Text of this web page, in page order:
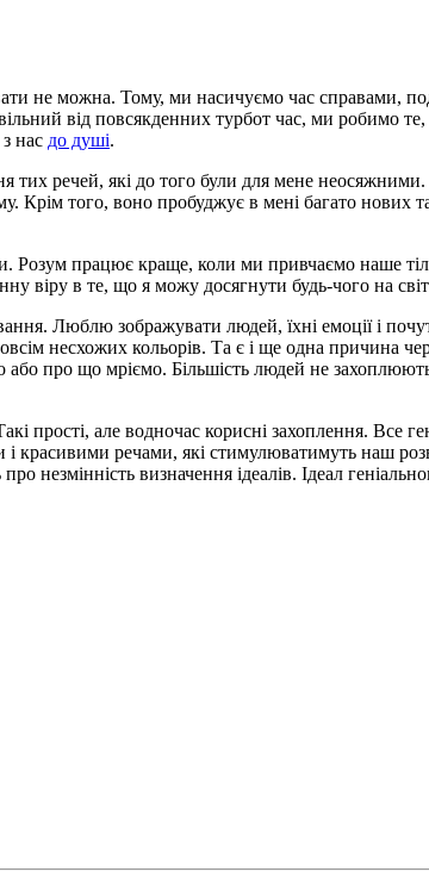
не можна. Тому, ми насичуємо час справами,
від повсякденних турбот час, ми робимо
нас до душі.
речей, які до того були для мене
Крім того, воно пробуджує в мені багато
Розум працює краще, коли ми привчаємо наше
віру в те, що я можу досягнути будь-чого на
Люблю зображувати людей, їхні емоції і
несхожих кольорів. Та є і ще одна
або про що мріємо. Більшість людей не
але водночас корисні захоплення. Все
красивими речами, які стимулюватимуть наш
незмінність визначення ідеалів. Ідеал